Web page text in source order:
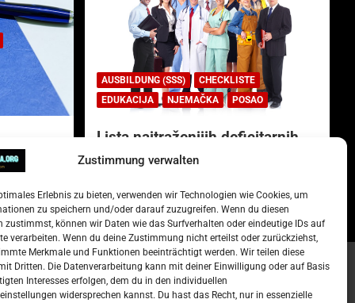
Zustimmung verwalten
Erlebnis zu bieten, verwenden wir Technologien wie Cookies, um
zu speichern und/oder darauf zuzugreifen. Wenn du diesen
zustimmst, können wir Daten wie das Surfverhalten oder eindeutige IDs auf
verarbeiten. Wenn du deine Zustimmung nicht erteilst oder zurückziehst,
Merkmale und Funktionen beeinträchtigt werden. Wir teilen diese
Dritten. Die Datenverarbeitung kann mit deiner Einwilligung oder auf Basis
Interesses erfolgen, dem du in den individuellen
widersprechen kannst. Du hast das Recht, nur in essenzielle
AUSBILDUNG (SSS)
CHECKLISTE
EDUKACIJA
NJEMAČKA POSAO
Lista najtraženijih deficitarnih
zanimanja u Njemačkoj.
–
Kalendar